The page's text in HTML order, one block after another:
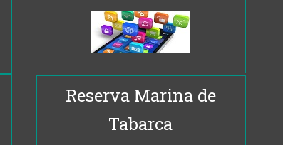
Reserva Marina de
Tabarca